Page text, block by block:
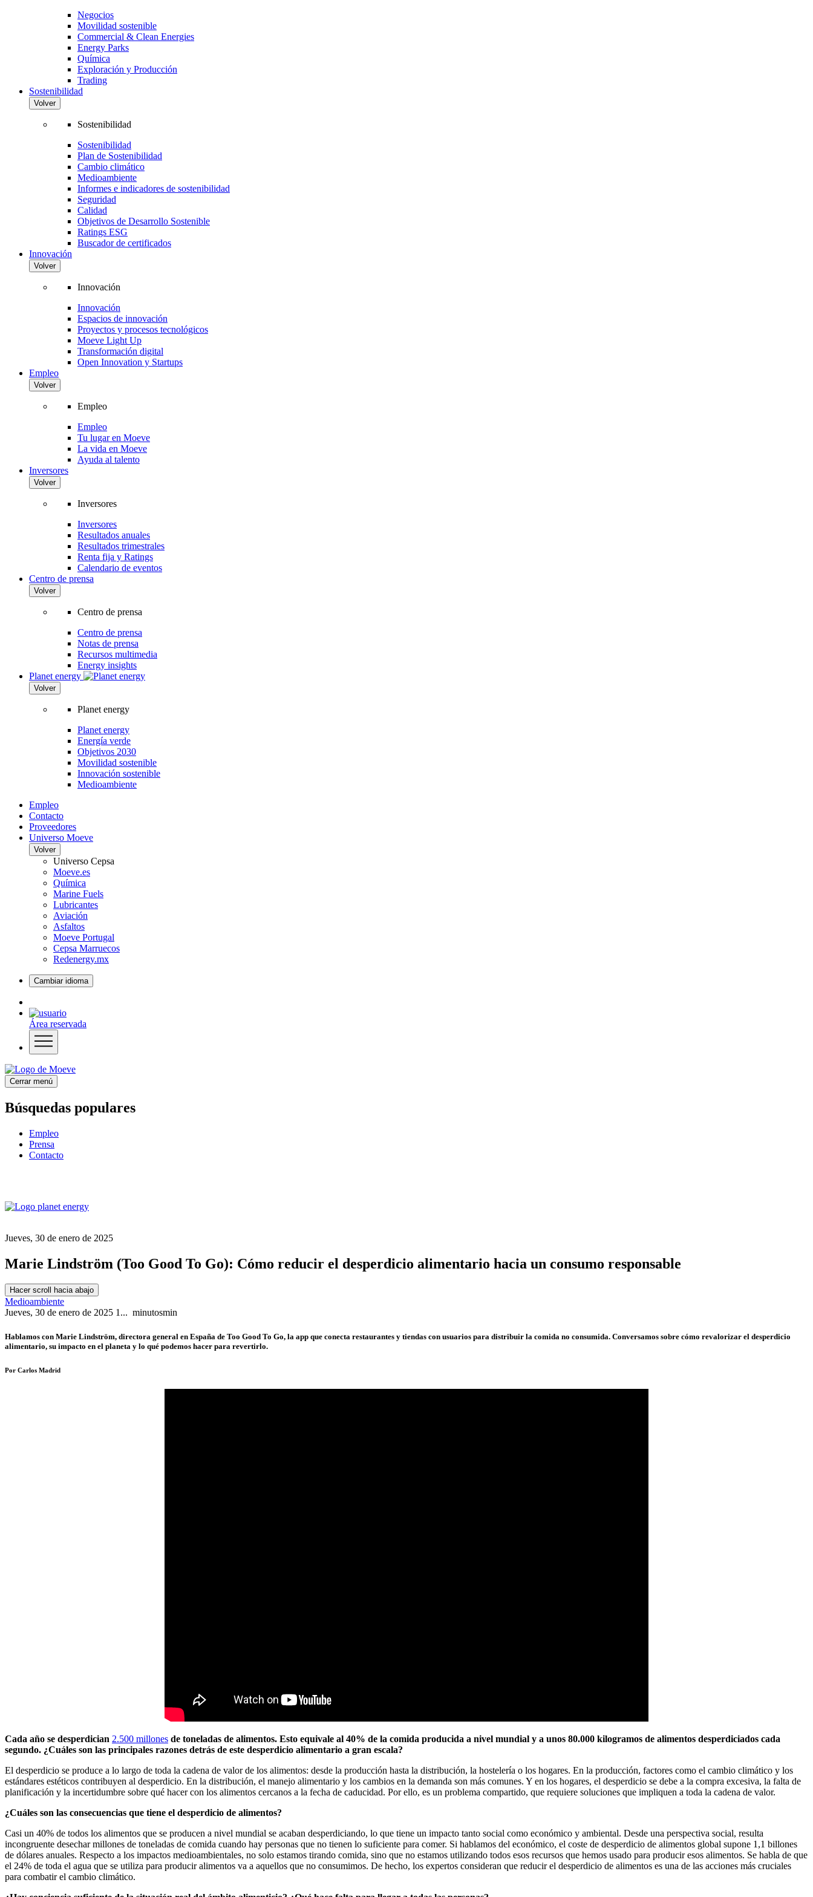
Negocios
Movilidad sostenible
Commercial & Clean Energies
Energy Parks
Química
Exploración y Producción
Trading
Sostenibilidad
Volver
Sostenibilidad
Sostenibilidad
Plan de Sostenibilidad
Cambio climático
Medioambiente
Informes e indicadores de sostenibilidad
Seguridad
Calidad
Objetivos de Desarrollo Sostenible
Ratings ESG
Buscador de certificados
Innovación
Volver
Innovación
Innovación
Espacios de innovación
Proyectos y procesos tecnológicos
Moeve Light Up
Transformación digital
Open Innovation y Startups
Empleo
Volver
Empleo
Empleo
Tu lugar en Moeve
La vida en Moeve
Ayuda al talento
Inversores
Volver
Inversores
Inversores
Resultados anuales
Resultados trimestrales
Renta fija y Ratings
Calendario de eventos
Centro de prensa
Volver
Centro de prensa
Centro de prensa
Notas de prensa
Recursos multimedia
Energy insights
Planet energy
Volver
Planet energy
Planet energy
Energía verde
Objetivos 2030
Movilidad sostenible
Innovación sostenible
Medioambiente
Empleo
Contacto
Proveedores
Universo Moeve
Volver
Universo Cepsa
Moeve.es
Química
Marine Fuels
Lubricantes
Aviación
Asfaltos
Moeve Portugal
Cepsa Marruecos
Redenergy.mx
Cambiar idioma
Área reservada
Cerrar menú
Búsquedas populares
Empleo
Prensa
Contacto
Jueves, 30 de enero de 2025
Marie Lindström (Too Good To Go): Cómo reducir el desperdicio alimentario hacia un consumo responsable
Hacer scroll hacia abajo
Medioambiente
Jueves, 30 de enero de 2025 1... minutosmin
Hablamos con Marie Lindström, directora general en España de Too Good To Go, la app que conecta restaurantes y tiendas con usuarios para distribuir la comida no consumida. Conversamos sobre cómo revalorizar el desperdicio
alimentario, su impacto en el planeta y lo qué podemos hacer para revertirlo.
Por Carlos Madrid
Cada año se desperdician 2.500 millones de toneladas de alimentos. Esto equivale al 40% de la comida producida a nivel mundial y a unos 80.000 kilogramos de alimentos desperdiciados cada
segundo. ¿Cuáles son las principales razones detrás de este desperdicio alimentario a gran escala?
El desperdicio se produce a lo largo de toda la cadena de valor de los alimentos: desde la producción hasta la distribución, la hostelería o los hogares. En la producción, factores como el cambio climático y los
estándares estéticos contribuyen al desperdicio. En la distribución, el manejo alimentario y los cambios en la demanda son más comunes. Y en los hogares, el desperdicio se debe a la compra excesiva, la falta de
planificación y la incertidumbre sobre qué hacer con los alimentos cercanos a la fecha de caducidad. Por ello, es un problema compartido, que requiere soluciones que impliquen a toda la cadena de valor.
¿Cuáles son las consecuencias que tiene el desperdicio de alimentos?
Casi un 40% de todos los alimentos que se producen a nivel mundial se acaban desperdiciando, lo que tiene un impacto tanto social como económico y ambiental. Desde una perspectiva social, resulta
incongruente desechar millones de toneladas de comida cuando hay personas que no tienen lo suficiente para comer. Si hablamos del económico, el coste de desperdicio de alimentos global supone 1,1 billones
de dólares anuales. Respecto a los impactos medioambientales, no solo estamos tirando comida, sino que no estamos utilizando todos esos recursos que hemos usado para producir esos alimentos. Se habla de que
el 24% de toda el agua que se utiliza para producir alimentos va a aquellos que no consumimos. De hecho, los expertos consideran que reducir el desperdicio de alimentos es una de las acciones más cruciales
para combatir el cambio climático.